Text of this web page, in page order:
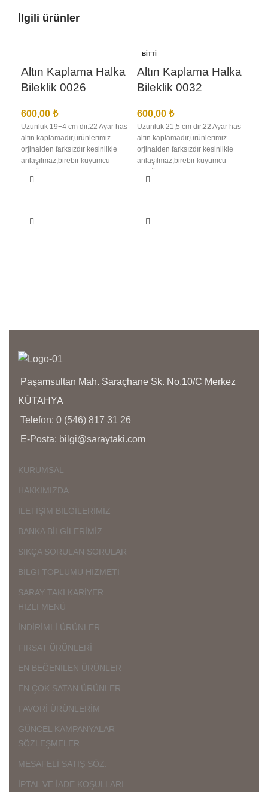
İlgili ürünler
Altın Kaplama Halka
Bileklik 0026
600,00 ₺
Uzunluk 19+4 cm dir.22 Ayar has
altın kaplamadır,ürünlerimiz
orjinalden farksızdır kesinlikle
anlaşılmaz,birebir kuyumcu
kaplamadır kararma solma
yanıltma,kargo teslimat süresi
BITTI
Altın Kaplama Halka
Bileklik 0032
600,00 ₺
Uzunluk 21,5 cm dir.22 Ayar has
altın kaplamadır,ürünlerimiz
orjinalden farksızdır kesinlikle
anlaşılmaz,birebir kuyumcu
kaplamadır kararma solma
yanıltma,kargo teslimat süresi
Paşamsultan Mah. Saraçhane Sk. No.10/C Merkez
KÜTAHYA
Telefon: 0 (546) 817 31 26
E-Posta: bilgi@saraytaki.com
KURUMSAL
HAKKIMIZDA
İLETİŞİM BİLGİLERİMİZ
BANKA BİLGİLERİMİZ
SIKÇA SORULAN SORULAR
BİLGİ TOPLUMU HİZMETİ
SARAY TAKI KARİYER
HIZLI MENÜ
İNDİRİMLİ ÜRÜNLER
FIRSAT ÜRÜNLERİ
EN BEĞENİLEN ÜRÜNLER
EN ÇOK SATAN ÜRÜNLER
FAVORİ ÜRÜNLERİM
GÜNCEL KAMPANYALAR
SÖZLEŞMELER
MESAFELİ SATIŞ SÖZ.
İPTAL VE İADE KOŞULLARI